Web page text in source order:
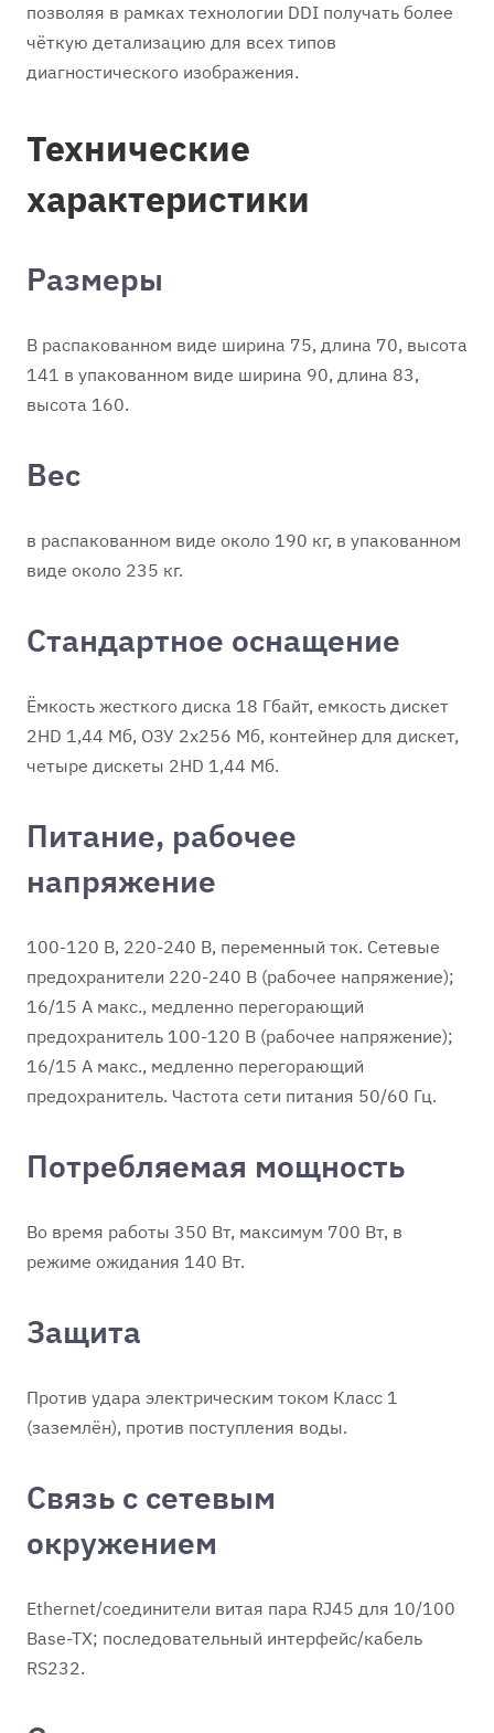
позволяя в рамках технологии DDI получать более
чёткую детализацию для всех типов
диагностического изображения.
Технические
характеристики
Размеры
В распакованном виде ширина 75, длина 70, высота
141 в упакованном виде ширина 90, длина 83,
высота 160.
Вес
в распакованном виде около 190 кг, в упакованном
виде около 235 кг.
Стандартное оснащение
Ёмкость жесткого диска 18 Гбайт, емкость дискет
2НD 1,44 Мб, ОЗУ 2x256 Мб, контейнер для дискет,
четыре дискеты 2HD 1,44 Мб.
Питание, рабочее
напряжение
100-120 В, 220-240 В, переменный ток. Сетевые
предохранители 220-240 В (рабочее напряжение);
16/15 А макс., медленно перегорающий
предохранитель 100-120 В (рабочее напряжение);
16/15 А макс., медленно перегорающий
предохранитель. Частота сети питания 50/60 Гц.
Потребляемая мощность
Во время работы 350 Вт, максимум 700 Вт, в
режиме ожидания 140 Вт.
Защита
Против удара электрическим током Класс 1
(заземлён), против поступления воды.
Связь с сетевым
окружением
Ethernet/соединители витая пара RJ45 для 10/100
Ваsе-ТХ; последовательный интерфейс/кабель
RS232.